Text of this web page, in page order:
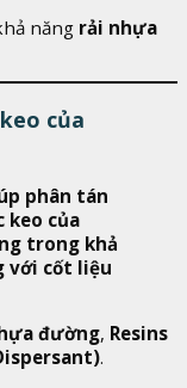
năng rải nhựa
của
phân tán
keo của
trong khả
với cốt liệu
đường, Resins
.